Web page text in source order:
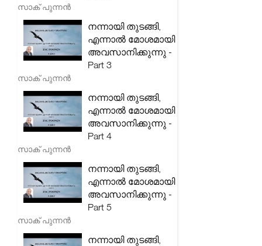
സാക് പുന്നൻ
നന്നായി തുടങ്ങി,
എന്നാൽ മോശമായി
അവസാനിക്കുന്നു -
Part 3
സാക് പുന്നൻ
നന്നായി തുടങ്ങി,
എന്നാൽ മോശമായി
അവസാനിക്കുന്നു -
Part 4
സാക് പുന്നൻ
നന്നായി തുടങ്ങി,
എന്നാൽ മോശമായി
അവസാനിക്കുന്നു -
Part 5
സാക് പുന്നൻ
നന്നായി തുടങ്ങി,